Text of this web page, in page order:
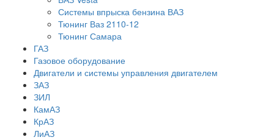
Системы впрыска бензина ВАЗ
Тюнинг Ваз 2110-12
Тюнинг Самара
ГАЗ
Газовое оборудование
Двигатели и системы управления двигателем
ЗАЗ
ЗИЛ
КамАЗ
КрАЗ
ЛиАЗ